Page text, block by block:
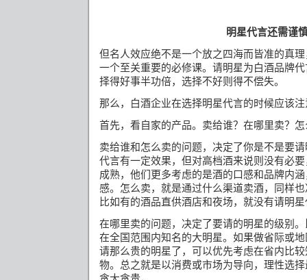
明星代言还需谨
但名人效应绝不是一个放之四海而皆准的真
一个至关重要的必修课。 请明星为白酒品牌
择得好事半功倍，选择不好则得不偿失。
那么，白酒企业在选择明星代言的时候应该
首先，看自家的产品。卖给谁？在哪里卖？
卖给谁和怎么卖的问题，决定了你是不是要
代言有一定效果，但对高档酒来说则没有必
成熟，他们更多考虑的是酒的口感和品牌内
感。怎么卖，就是通过什么渠道卖酒，同样
比如有的酒品直供酒店和夜场，就没有请明
在哪里卖的问题，决定了要请的明星的级别
在全国范围内知名的大明星。如果做省际或
请那么贵的明星了，可以优先考虑在省内比
物。总之就是以消费或市场为导向，理性选